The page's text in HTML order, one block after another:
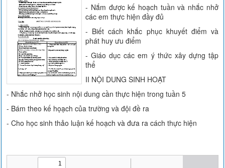
- Nắm được kế hoạch tuần và nhắc nhở
các em thực hiện đầy đủ
- Biết cách khắc phục khuyết điểm và
phát huy ưu điểm
- Giáo dục các em ý thức xây dựng tập
thể
II NỘI DUNG SINH HOẠT
- Nhắc nhở học sinh nội dung cần thực hiện trong tuần 5
- Bám theo kế họạch của trường và đội đề ra
- Cho học sinh thảo luận kế hoạch và đưa ra cách thực hiện